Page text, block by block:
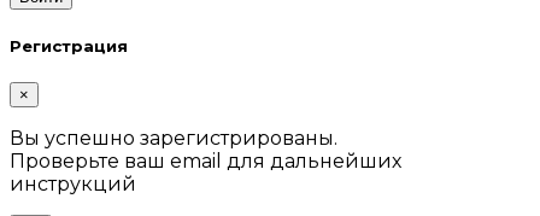
Регистрация
×
Вы успешно зарегистрированы.
Проверьте ваш email для дальнейших
инструкций